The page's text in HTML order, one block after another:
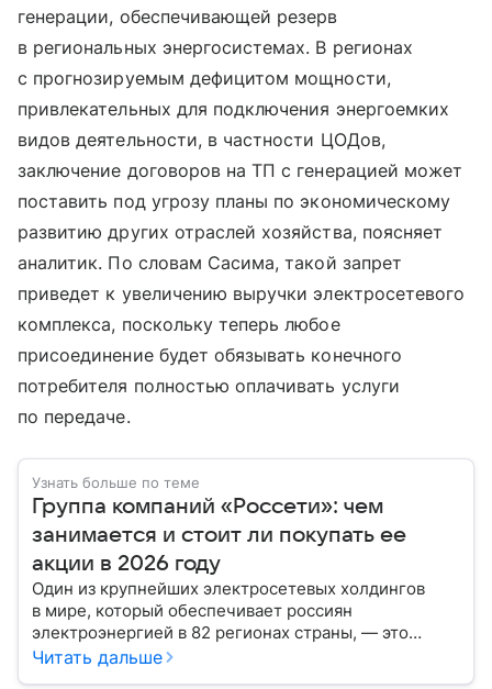
генерации, обеспечивающей резерв
в региональных энергосистемах. В регионах
с прогнозируемым дефицитом мощности,
привлекательных для подключения энергоемких
видов деятельности, в частности ЦОДов,
заключение договоров на ТП с генерацией может
поставить под угрозу планы по экономическому
развитию других отраслей хозяйства, поясняет
аналитик. По словам Сасима, такой запрет
приведет к увеличению выручки электросетевого
комплекса, поскольку теперь любое
присоединение будет обязывать конечного
потребителя полностью оплачивать услуги
по передаче.
Узнать больше по теме
Группа компаний «Россети»: чем
занимается и стоит ли покупать ее
акции в 2026 году
Один из крупнейших электросетевых холдингов
в мире, который обеспечивает россиян
электроэнергией в 82 регионах страны, — это
Группа компаний «Россети». О структуре, активах
Читать дальше